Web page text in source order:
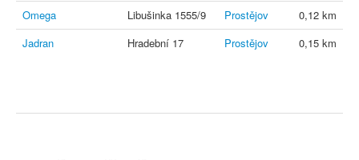
Omega Libušinka 1555/9 Prostějov
0,12 km
Jadran
Hradební 17 Prostějov 0,15 km